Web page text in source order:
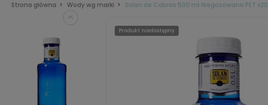
Strona główna Wody wg marki Solan de Cabras 500 ml Niegazowana PET x20
Produkt niedostępny